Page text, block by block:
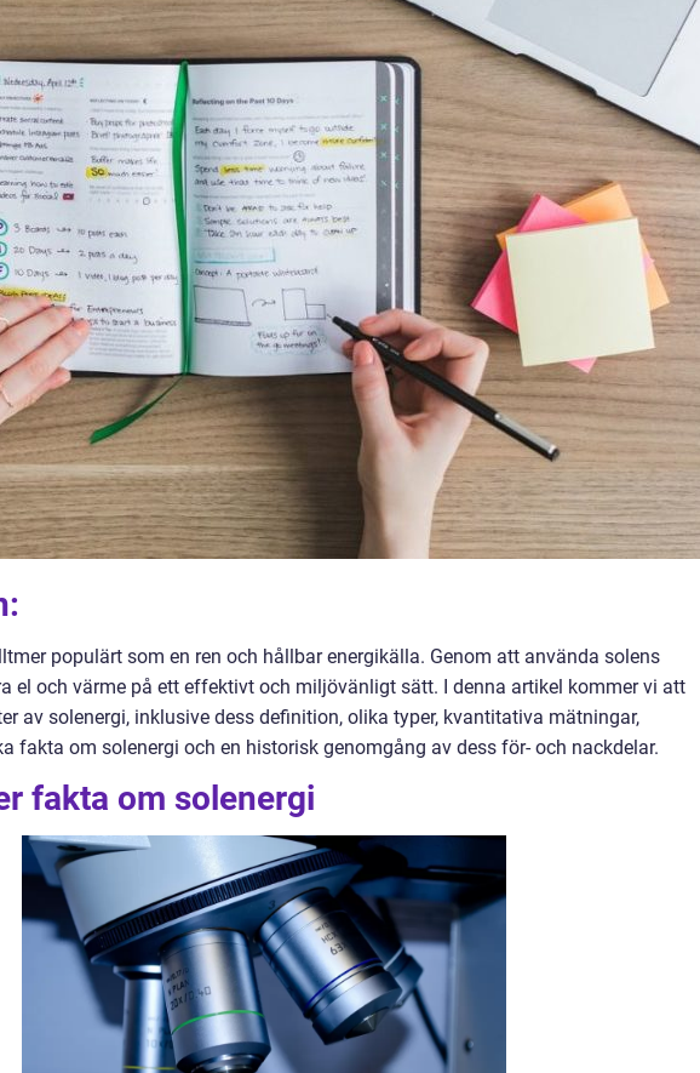
populärt som en ren och hållbar energikälla. Genom att använda solens
el och värme på ett effektivt och miljövänligt sätt. I denna artikel kommer vi att
av solenergi, inklusive dess definition, olika typer, kvantitativa mätningar,
fakta om solenergi och en historisk genomgång av dess för- och nackdelar.
fakta om solenergi